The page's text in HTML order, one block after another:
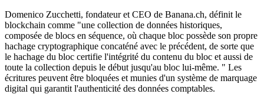
Domenico Zucchetti, fondateur et CEO de Banana.ch, définit le
blockchain comme "une collection de données historiques,
composée de blocs en séquence, où chaque bloc possède son propre
hachage cryptographique concaténé avec le précédent, de sorte que
le hachage du bloc certifie l'intégrité du contenu du bloc et aussi de
toute la collection depuis le début jusqu'au bloc lui-même. " Les
écritures peuvent être bloquées et munies d'un système de marquage
digital qui garantit l'authenticité des données comptables.